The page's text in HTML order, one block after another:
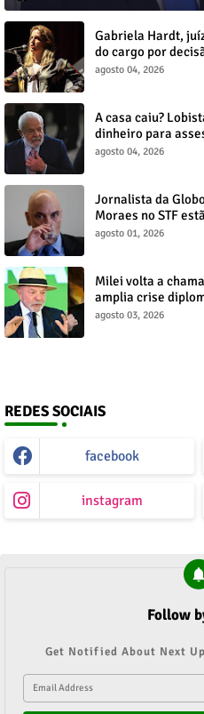
Gabriela Hardt,
do cargo por
agosto 04, 2026
A casa caiu?
dinheiro para
agosto 04, 2026
Jornalista da
Moraes no STF
direita no Senado
agosto 01, 2026
Milei volta a
amplia crise
agosto 03, 2026
REDES SOCIAIS
facebook
instagram
Follow
Get Notified About Next